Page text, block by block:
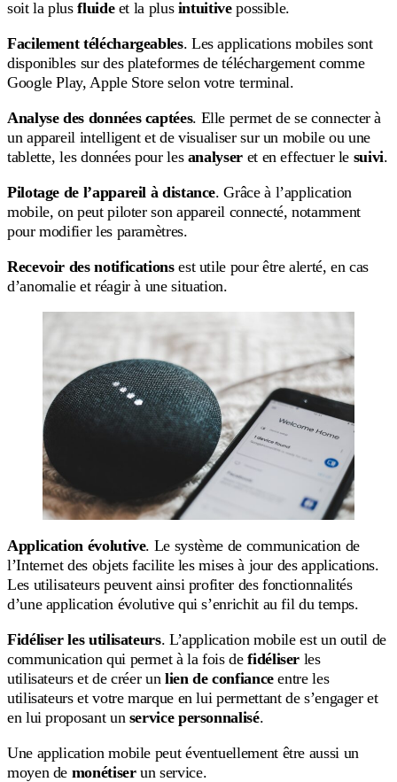
soit la plusfluideet la plus intuitivepossible.
Facilement téléchargeables. Les applications mobiles sont
disponibles sur des plateformes de téléchargement comme
Google Play, Apple Store selon votre terminal.
Analyse des données captées. Elle permet de se connecter à
un appareil intelligent et de visualiser sur un mobile ou une
tablette, les données pour les analyseret en effectuer le suivi.
Pilotage de l’appareil à distance. Grâce à l’application
mobile, on peut piloter son appareil connecté, notamment
pour modifier les paramètres.
Recevoir des notificationsest utile pour être alerté, en cas
d’anomalie et réagir à une situation.
Application évolutive. Le système de communication de
l’Internet des objets facilite les mises à jour des applications.
Les utilisateurs peuvent ainsi profiter des fonctionnalités
d’une application évolutive qui s’enrichit au fil du temps.
Fidéliser les utilisateurs. L’application mobile est un outil de
communication qui permet à la fois defidéliser les
utilisateurs et de créer un lien de confianceentre les
utilisateurs et votre marque en lui permettant de s’engager et
en lui proposant un service personnalisé.
Une application mobile peut éventuellement être aussi un
moyen de monétiserun service.